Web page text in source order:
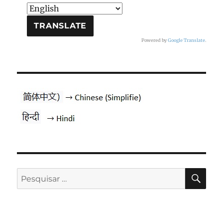
Powered byGoogle Translate.
Pesquisar
por: